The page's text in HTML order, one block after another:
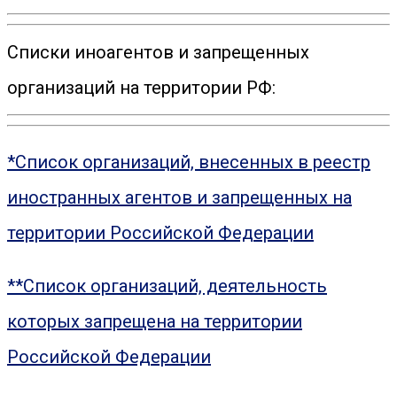
Списки иноагентов и запрещенных
организаций на территории РФ:
*Список организаций, внесенных в реестр
иностранных агентов и запрещенных на
территории Российской Федерации
**Список организаций, деятельность
которых запрещена на территории
Российской Федерации